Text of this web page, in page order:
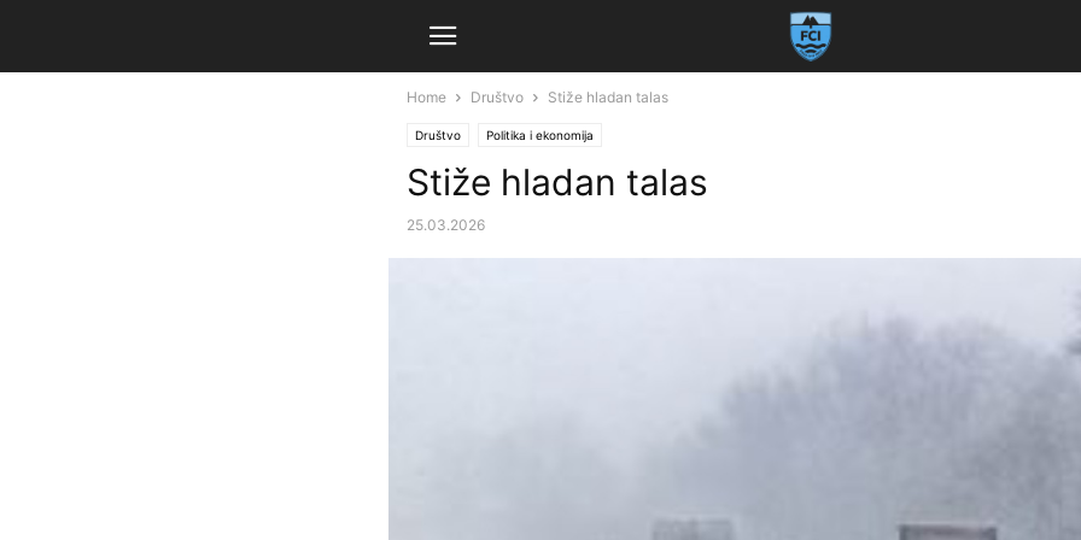
Home Društvo Stiže hladan talas
Društvo Politika i ekonomija
Stiže hladan talas
25.03.2026